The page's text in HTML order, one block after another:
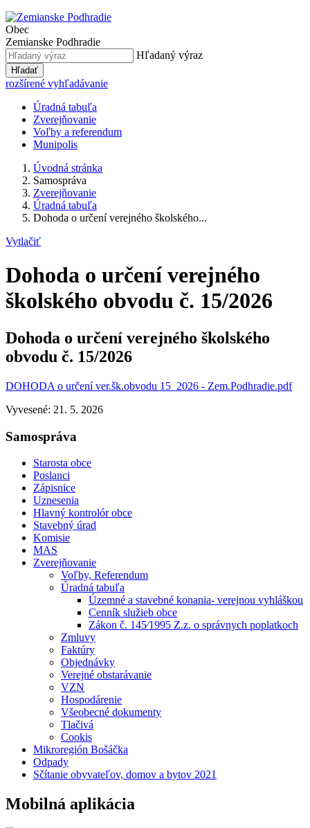
Obec
Zemianske Podhradie
Hľadaný výraz
Hľadať
rozšírené vyhľadávanie
Úradná tabuľa
Zverejňovanie
Voľby a referendum
Munipolis
Úvodná stránka
Samospráva
Zverejňovanie
Úradná tabuľa
Dohoda o určení verejného školského...
Vytlačiť
Dohoda o určení verejného
školského obvodu č. 15/2026
Dohoda o určení verejného školského
obvodu č. 15/2026
DOHODA o určení ver.šk.obvodu 15_2026 - Zem.Podhradie.pdf
Vyvesené: 21. 5. 2026
Samospráva
Starosta obce
Poslanci
Zápisnice
Uznesenia
Hlavný kontrolór obce
Stavebný úrad
Komisie
MAS
Zverejňovanie
Voľby, Referendum
Úradná tabuľa
Územné a stavebné konania- verejnou vyhláškou
Cenník služieb obce
Zákon č. 145⁄1995 Z.z. o správnych poplatkoch
Zmluvy
Faktúry
Objednávky
Verejné obstarávanie
VZN
Hospodárenie
Všeobecné dokumenty
Tlačivá
Cookis
Mikroregión Bošáčka
Odpady
Sčítanie obyvateľov, domov a bytov 2021
Mobilná aplikácia